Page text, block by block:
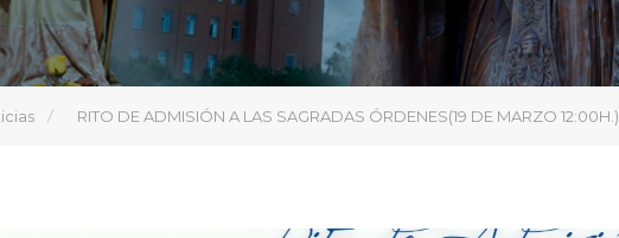
RITO DE ADMISIÓN A LAS SAGRADAS ÓRDENES(19 DE MARZO 12:00H.)